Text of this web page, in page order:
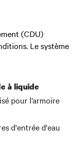
(CDU)
Le système
à liquide
pour l’armoire
d'entrée d'eau